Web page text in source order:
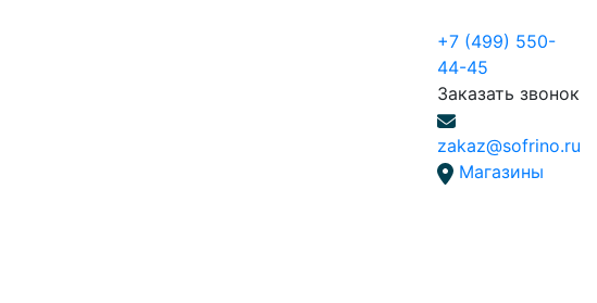
+7 (499) 550-
44-45
Заказать звонок
zakaz@sofrino.ru
Магазины